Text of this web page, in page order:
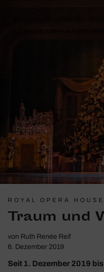
ROYAL OPERA HOUSE
Traum und
von Ruth Renée Reif
6. Dezember 2019
Seit 1. Dezember 2019